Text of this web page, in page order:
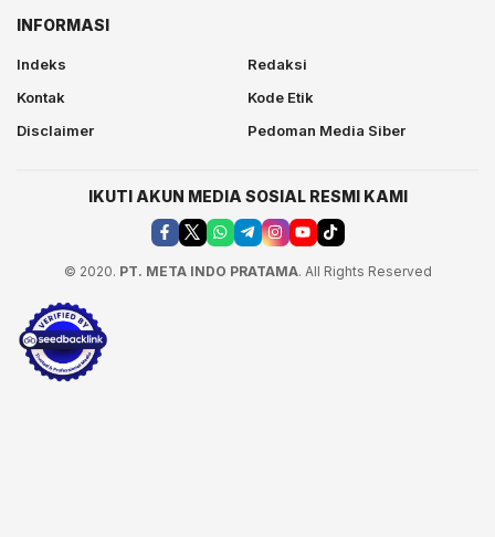
INFORMASI
Indeks
Redaksi
Kontak
Kode Etik
Disclaimer
Pedoman Media Siber
IKUTI AKUN MEDIA SOSIAL RESMI KAMI
© 2020. PT. META INDO PRATAMA. All Rights Reserved